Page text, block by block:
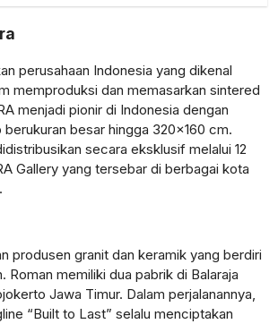
perusahaan Indonesia yang dikenal
memproduksi dan memasarkan sintered
menjadi pionir di Indonesia dengan
berukuran besar hingga 320×160 cm.
secara eksklusif melalui 12
Gallery yang tersebar di berbagai kota
produsen granit dan keramik yang berdiri
Roman memiliki dua pabrik di Balaraja
Jawa Timur. Dalam perjalanannya,
“Built to Last” selalu menciptakan